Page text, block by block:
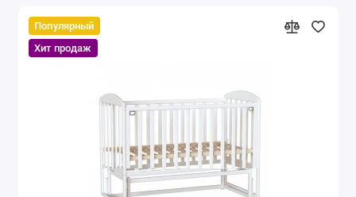
Популярный
Хит продаж